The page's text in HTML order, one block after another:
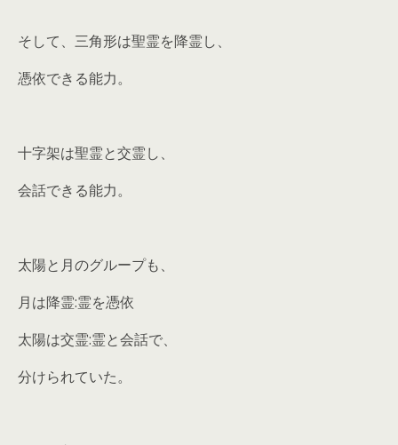
そして、三角形は聖霊を降霊し、
憑依できる能力。
十字架は聖霊と交霊し、
会話できる能力。
太陽と月のグループも、
月は降霊:霊を憑依
太陽は交霊:霊と会話で、
分けられていた。